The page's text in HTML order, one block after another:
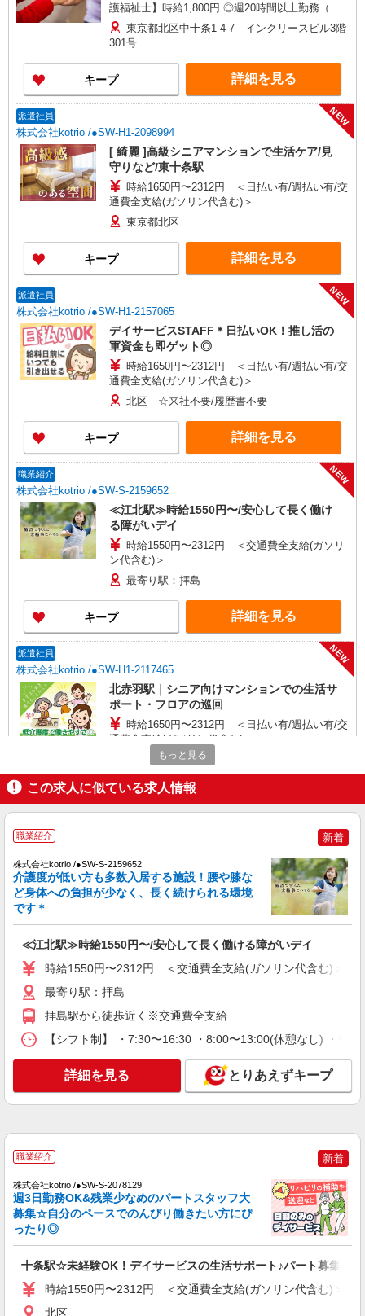
護福祉士】時給1,800円 ◎週20時間以上勤務（社
保加入者）の場合は時給1,850円 ＊早朝夜間（〜8
時、18時〜）：時給2,250円〜 ＊日曜祝日：時給
2,100円〜 【実務者研修・初任者研修（ヘルパー1
級・2級）】時給1,720円 ◎週20時間以上勤務（社
保加入者）の場合は時給1,770円 ＊早朝夜間（〜8
時、18時〜）：時給2,150円〜 ＊日曜祝日：時給
2,020円〜 ◎身体介助、生活援助が同時給 ◎キャ
ンセル手当：職務時給の60％支給 ※居住支援特別
手当は勤続5年目までの方はさらに時給＋50円（再
入社者は除く）
東京都北区中十条1-4-7 インクリースビル3階
301号
キープ 詳細を見る
派遣社員
株式会社kotrio /●SW-H1-2098994
NEW
[ 綺麗 ]高級シニアマンションで生活ケア/見
守りなど/東十条駅
時給1650円〜2312円 ＜日払い有/週払い有/交
通費全支給(ガソリン代含む)＞
東京都北区
キープ 詳細を見る
派遣社員
株式会社kotrio /●SW-H1-2157065
NEW
デイサービスSTAFF＊日払いOK！推し活の
軍資金も即ゲット◎
時給1650円〜2312円 ＜日払い有/週払い有/交
通費全支給(ガソリン代含む)＞
北区 ☆来社不要/履歴書不要
キープ 詳細を見る
職業紹介
株式会社kotrio /●SW-S-2159652
NEW
≪江北駅≫時給1550円〜/安心して長く働け
る障がいデイ
時給1550円〜2312円 ＜交通費全支給(ガソリ
ン代含む)＞
最寄り駅：拝島
キープ 詳細を見る
派遣社員
株式会社kotrio /●SW-H1-2117465
NEW
北赤羽駅｜シニア向けマンションでの生活サ
ポート・フロアの巡回
時給1650円〜2312円 ＜日払い有/週払い有/交
通費全支給(ガソリン代含む)＞
北区 ☆来社不要/履歴書不要
キープ
派遣社員 NEW
王子神谷駅＊グループホームSTAFF＊生活の
サポート業務を担当
時給1650円〜2312円 ＜日払い有/週払い有/交
北区 来社不要/履歴書不要♪
キープ 詳細を見る
派遣社員
東十条駅★未経験OKの人間関係に悩まない
職場へ★サ高住スタッフ
時給1650円〜2312円 ＜日払い有/週払い有/交
派遣社員
株式会社kotrio /●SW-H1-2100135
NEW
日収1.3万円〜☆【運転・配送】の経験があ
時給1650円〜2312円 ＜日払い有/週払い有/交
東京都北区
もっと見る
この求人に似ている求人情報
職業紹介 新着
株式会社kotrio /●SW-S-2159652
介護度が低い方も多数入居する施設！腰や膝な
ど身体への負担が少なく、長く続けられる環境
です＊
≪江北駅≫時給1550円〜/安心して長く働ける障がいデイ
時給1550円〜2312円 ＜交通費全支給(ガソリン代含む)＞
最寄り駅：拝島
拝島駅から徒歩近く※交通費全支給
【シフト制】 ・7:30〜16:30 ・8:00〜13:00(休憩なし) ・
詳細を見る とりあえずキープ
職業紹介 新着
株式会社kotrio /●SW-S-2078129
週3日勤務OK&残業少なめのパートスタッフ大
募集☆自分のペースでのんびり働きたい方にぴ
ったり◎
十条駅☆未経験OK！デイサービスの生活サポート♪パート募集◎
時給1550円〜2312円 ＜交通費全支給(ガソリン代含む)＞
北区